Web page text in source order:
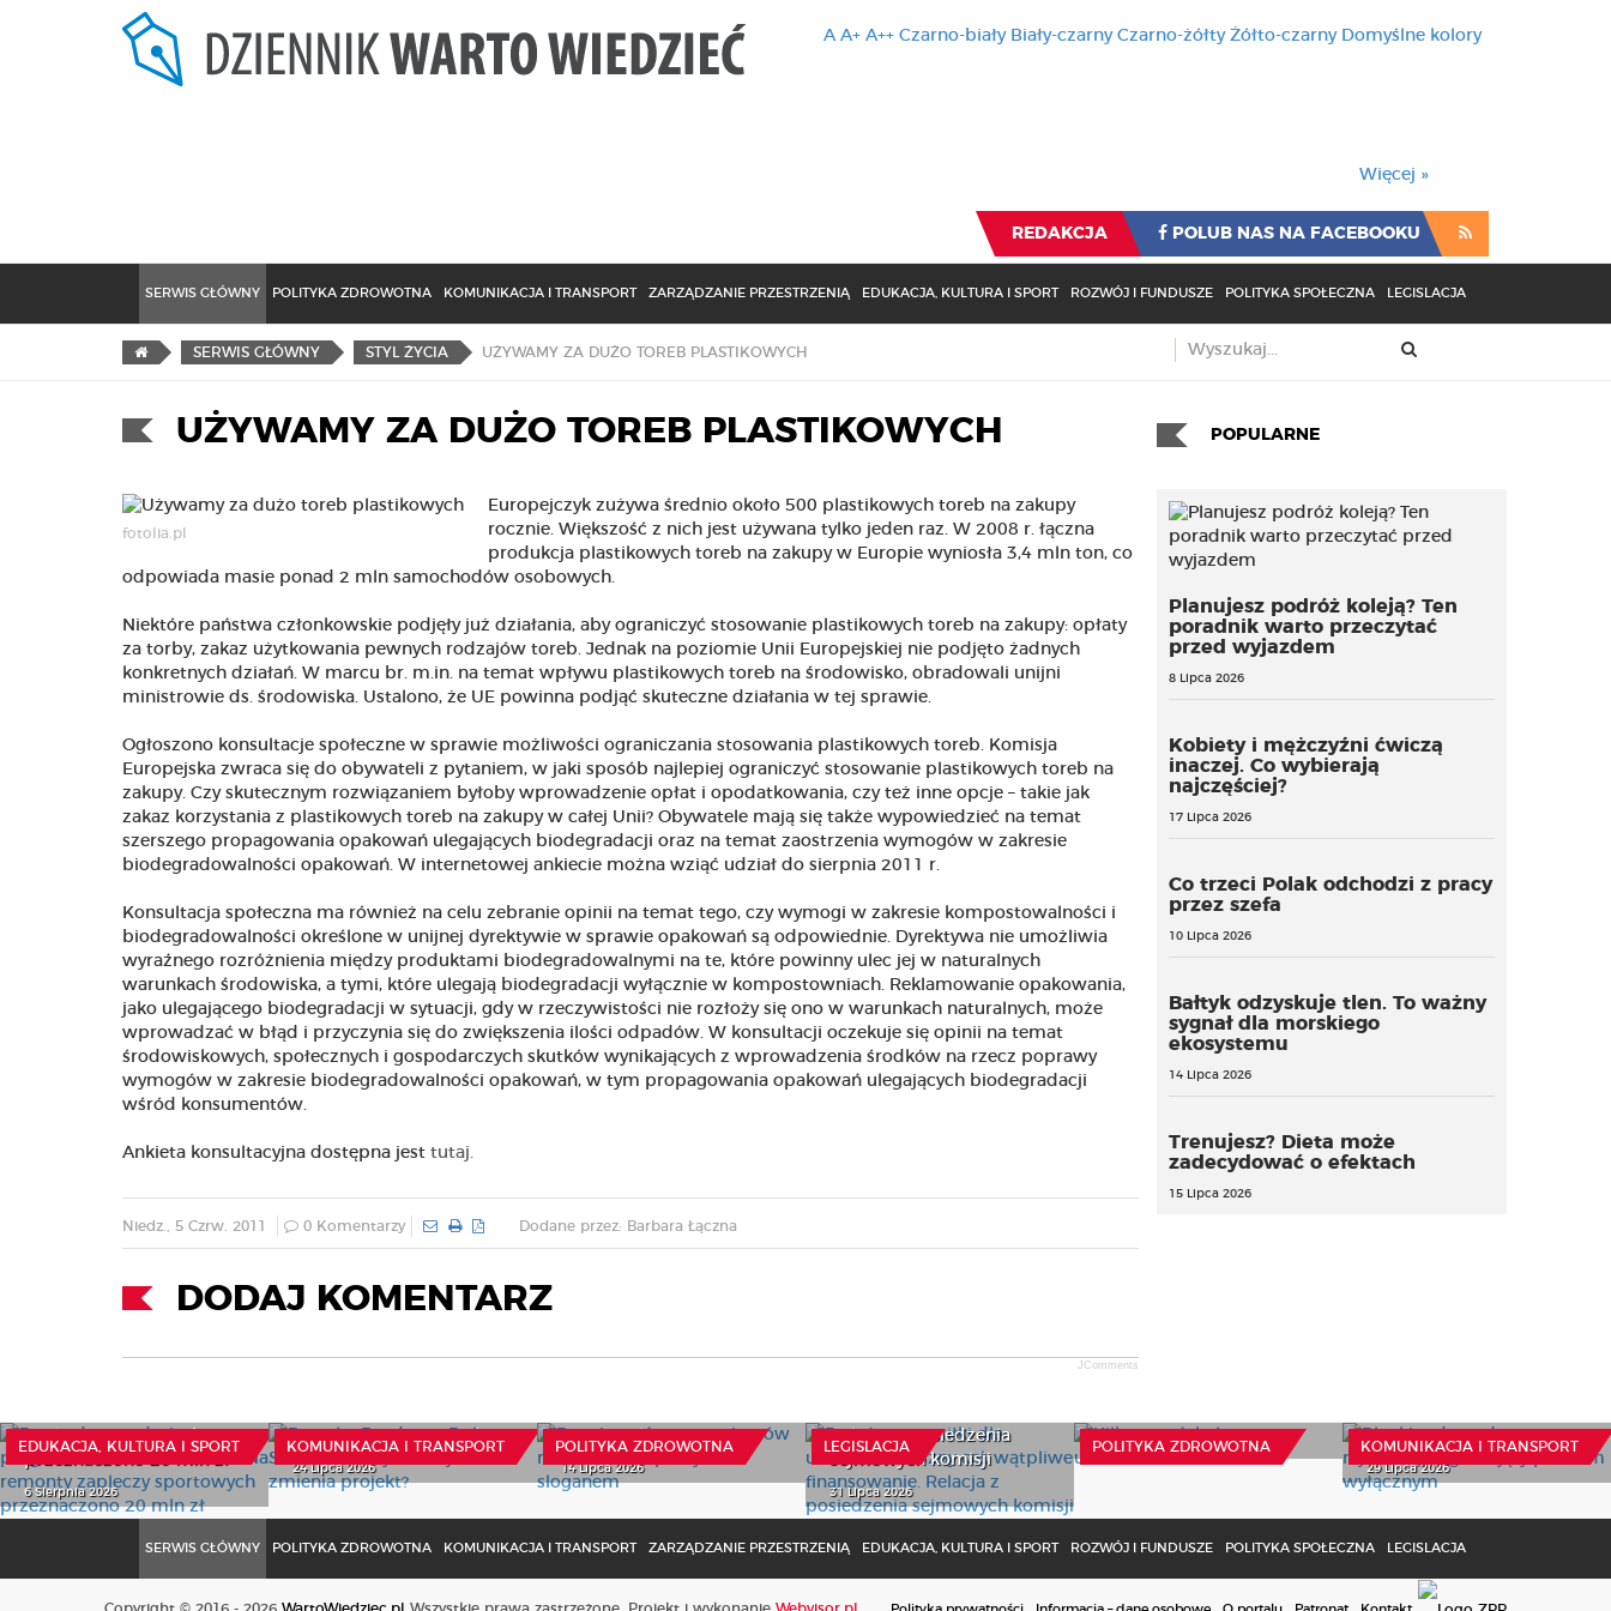
A A+ A++ Czarno-biały Biały-czarny Czarno-żółty Żółto-czarny Domyślne kolory
Więcej »
REDAKCJA POLUB NAS NA FACEBOOKU
SERWIS GŁÓWNY POLITYKA ZDROWOTNA KOMUNIKACJA I TRANSPORT ZARZĄDZANIE PRZESTRZENIĄ EDUKACJA, KULTURA I SPORT ROZWÓJ I FUNDUSZE POLITYKA SPOŁECZNA LEGISLACJA
SERWIS GŁÓWNY STYL ŻYCIA UŻYWAMY ZA DUŻO TOREB PLASTIKOWYCH
UŻYWAMY ZA DUŻO TOREB PLASTIKOWYCH
fotolia.pl
Europejczyk zużywa średnio około 500 plastikowych toreb na zakupy
rocznie. Większość z nich jest używana tylko jeden raz. W 2008 r. łączna
produkcja plastikowych toreb na zakupy w Europie wyniosła 3,4 mln ton, co
odpowiada masie ponad 2 mln samochodów osobowych.
Niektóre państwa członkowskie podjęły już działania, aby ograniczyć stosowanie plastikowych toreb na zakupy: opłaty
za torby, zakaz użytkowania pewnych rodzajów toreb. Jednak na poziomie Unii Europejskiej nie podjęto żadnych
konkretnych działań. W marcu br. m.in. na temat wpływu plastikowych toreb na środowisko, obradowali unijni
ministrowie ds. środowiska. Ustalono, że UE powinna podjąć skuteczne działania w tej sprawie.
Ogłoszono konsultacje społeczne w sprawie możliwości ograniczania stosowania plastikowych toreb. Komisja
Europejska zwraca się do obywateli z pytaniem, w jaki sposób najlepiej ograniczyć stosowanie plastikowych toreb na
zakupy. Czy skutecznym rozwiązaniem byłoby wprowadzenie opłat i opodatkowania, czy też inne opcje – takie jak
zakaz korzystania z plastikowych toreb na zakupy w całej Unii? Obywatele mają się także wypowiedzieć na temat
szerszego propagowania opakowań ulegających biodegradacji oraz na temat zaostrzenia wymogów w zakresie
biodegradowalności opakowań. W internetowej ankiecie można wziąć udział do sierpnia 2011 r.
Konsultacja społeczna ma również na celu zebranie opinii na temat tego, czy wymogi w zakresie kompostowalności i
biodegradowalności określone w unijnej dyrektywie w sprawie opakowań są odpowiednie. Dyrektywa nie umożliwia
wyraźnego rozróżnienia między produktami biodegradowalnymi na te, które powinny ulec jej w naturalnych
warunkach środowiska, a tymi, które ulegają biodegradacji wyłącznie w kompostowniach. Reklamowanie opakowania,
jako ulegającego biodegradacji w sytuacji, gdy w rzeczywistości nie rozłoży się ono w warunkach naturalnych, może
wprowadzać w błąd i przyczynia się do zwiększenia ilości odpadów. W konsultacji oczekuje się opinii na temat
środowiskowych, społecznych i gospodarczych skutków wynikających z wprowadzenia środków na rzecz poprawy
wymogów w zakresie biodegradowalności opakowań, w tym propagowania opakowań ulegających biodegradacji
wśród konsumentów.
Ankieta konsultacyjna dostępna jest tutaj.
Niedz., 5 Czrw. 2011 0 Komentarzy Dodane przez: Barbara Łączna
DODAJ KOMENTARZ
JComments
POPULARNE
Planujesz podróż koleją? Ten
poradnik warto przeczytać
przed wyjazdem
8 Lipca 2026
Kobiety i mężczyźni ćwiczą
inaczej. Co wybierają
najczęściej?
17 Lipca 2026
Co trzeci Polak odchodzi z pracy
przez szefa
10 Lipca 2026
Bałtyk odzyskuje tlen. To ważny
sygnał dla morskiego
ekosystemu
14 Lipca 2026
Trenujesz? Dieta może
zadecydować o efektach
15 Lipca 2026
EDUKACJA, KULTURA I SPORT
6 Sierpnia 2026
KOMUNIKACJA I TRANSPORT
24 Lipca 2026
POLITYKA ZDROWOTNA
14 Lipca 2026
LEGISLACJA
Relacja z posiedzenia
sejmowych komisji
31 Lipca 2026
POLITYKA ZDROWOTNA
22 Lipca 2026 KOMUNIKACJA I TRANSPORT
29 Lipca 2026
SERWIS GŁÓWNY POLITYKA ZDROWOTNA KOMUNIKACJA I TRANSPORT ZARZĄDZANIE PRZESTRZENIĄ EDUKACJA, KULTURA I SPORT ROZWÓJ I FUNDUSZE POLITYKA SPOŁECZNA LEGISLACJA